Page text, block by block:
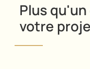
Plus
votre